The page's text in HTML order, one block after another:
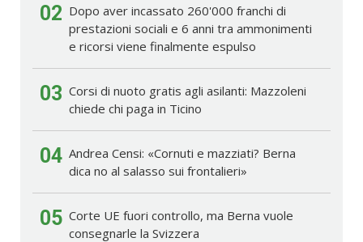
02 Dopo aver incassato 260'000 franchi di
prestazioni sociali e 6 anni tra ammonimenti
e ricorsi viene finalmente espulso
03 Corsi di nuoto gratis agli asilanti: Mazzoleni
chiede chi paga in Ticino
04 Andrea Censi: «Cornuti e mazziati? Berna
dica no al salasso sui frontalieri»
05 Corte UE fuori controllo, ma Berna vuole
consegnarle la Svizzera